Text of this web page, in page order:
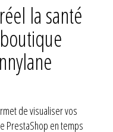
la santé
de visualiser vos
PrestaShop en temps